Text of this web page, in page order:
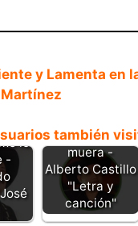
y Lamenta en
también
lo
-
Cuando yo
muera -
Alberto Castillo
"Letra y
canción"